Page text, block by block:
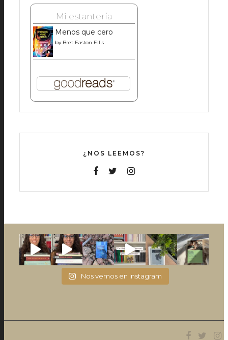
Mi estantería
Menos que cero
by Bret Easton Ellis
¿NOS LEEMOS?
Nos vemos en Instagram